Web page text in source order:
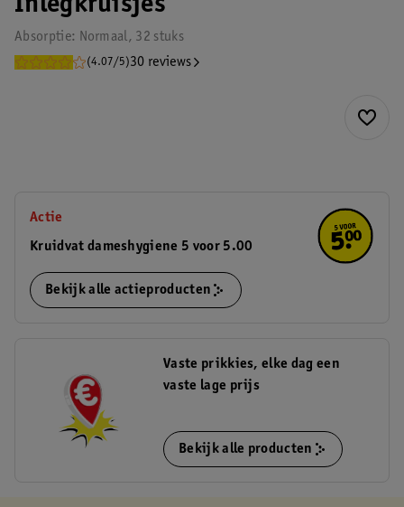
Inlegkruisjes
Absorptie: Normaal, 32 stuks
(4.07/5)30 reviews
Actie
Kruidvat dameshygiene 5 voor 5.00
Bekijk alle actieproducten
Vaste prikkies, elke dag een
vaste lage prijs
Bekijk alle producten